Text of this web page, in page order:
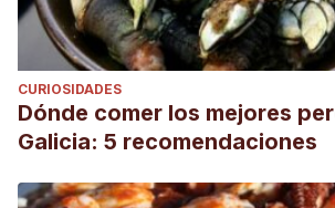
CURIOSIDADES
Dónde comer los mejores
Galicia: 5 recomendaciones